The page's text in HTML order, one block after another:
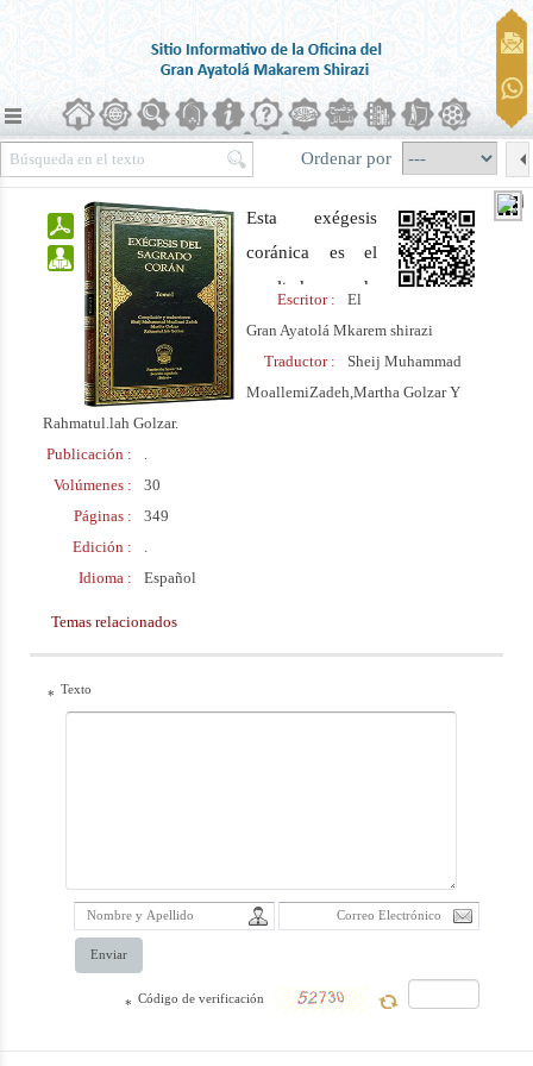
Ordenar por
Esta exégesis
coránica es el
resultado de
quince años de
estudios y
esfuerzos del
Escritor :
El
Gran Ayatolá Mkarem shirazi
Traductor :
Sheij Muhammad
MoallemiZadeh,Martha Golzar Y
Rahmatul.lah Golzar.
Publicación :
.
Volúmenes :
30
Páginas :
349
Edición :
.
Idioma :
Español
Temas relacionados
* Texto
Enviar
* Código de verificación